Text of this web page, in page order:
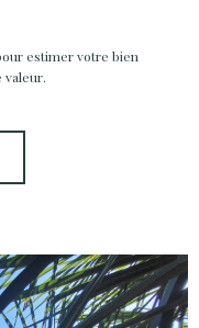
estimer votre bien
valeur.